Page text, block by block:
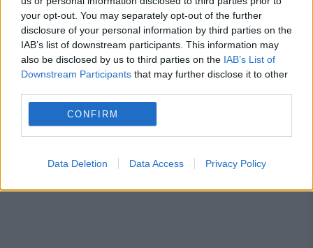
your opt-out. You may separately opt-out of the further
disclosure of your personal information by third parties on the
IAB’s list of downstream participants. This information may
also be disclosed by us to third parties on the IAB’s List of
Downstream Participants that may further disclose it to other
CONFIRM
Data Deletion Data Access Privacy Policy
criminal csat droguri
substante interzise